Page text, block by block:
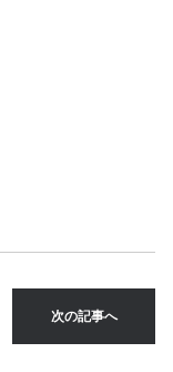
次の記事へ